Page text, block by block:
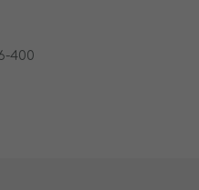
400